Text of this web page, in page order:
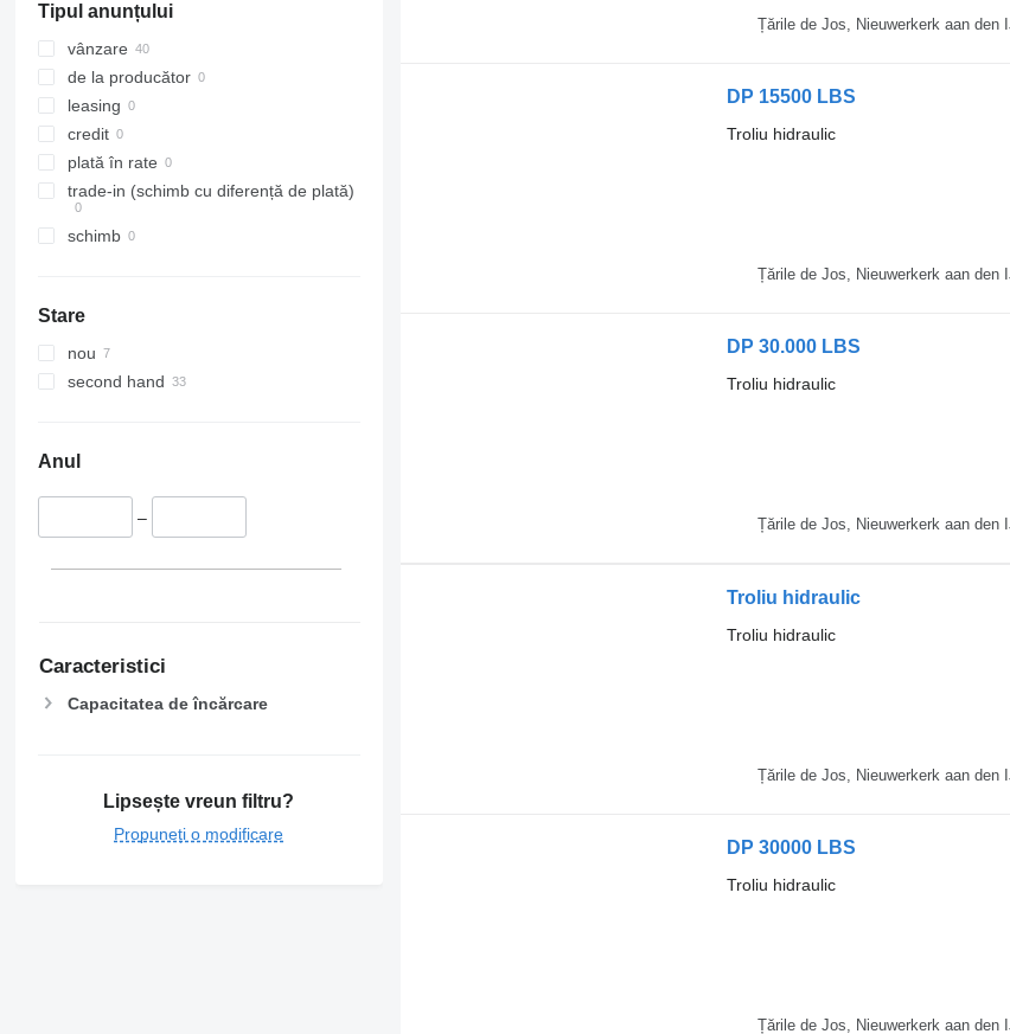
Arată tuturor
Tipul anunțului
vânzare
de la producător
leasing
credit
plată în rate
trade-in (schimb cu diferență de plată)
schimb
Stare
nou
second hand
Anul
–
Caracteristici
Capacitatea de încărcare
Lipsește vreun filtru?
Propuneți o modificare
Țările de Jos, Nieuwerkerk aan den
DP 15500 LBS
Troliu hidraulic
Țările de Jos, Nieuwerkerk aan den
DP 30.000 LBS
Troliu hidraulic
Țările de Jos, Nieuwerkerk aan den
Troliu hidraulic
Troliu hidraulic
Țările de Jos, Nieuwerkerk aan den
DP 30000 LBS
Troliu hidraulic
Țările de Jos, Nieuwerkerk aan den